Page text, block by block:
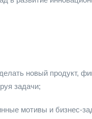
новый продукт,
задачи;
мотивы и бизнес-